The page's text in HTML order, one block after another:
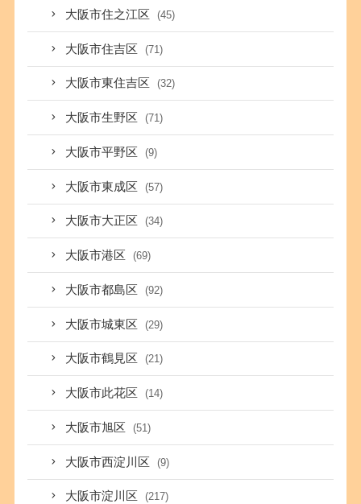
大阪市住之江区 (45)
大阪市住吉区 (71)
大阪市東住吉区 (32)
大阪市生野区 (71)
大阪市平野区 (9)
大阪市東成区 (57)
大阪市大正区 (34)
大阪市港区 (69)
大阪市都島区 (92)
大阪市城東区 (29)
大阪市鶴見区 (21)
大阪市此花区 (14)
大阪市旭区 (51)
大阪市西淀川区 (9)
大阪市淀川区 (217)